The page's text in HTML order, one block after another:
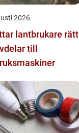
2026
lantbrukare rätt
till